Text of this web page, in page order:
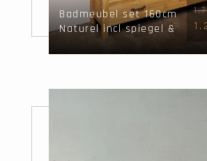
Badmeubel set 160cm
Naturel incl spiegel &
waskommen